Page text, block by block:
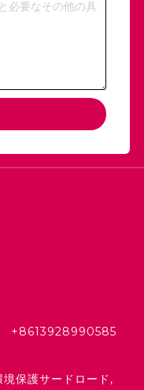
+8613928990585
保護サードロード,